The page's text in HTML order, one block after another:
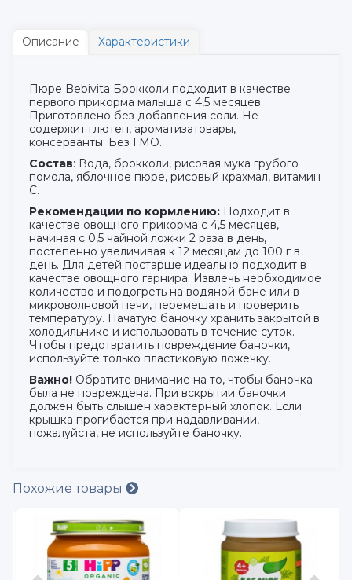
Описание Характеристики
Пюре Bebivita Брокколи подходит в качестве
первого прикорма малыша с 4,5 месяцев.
Приготовлено без добавления соли. Не
содержит глютен, ароматизатовары,
консерванты. Без ГМО.
Состав: Вода, брокколи, рисовая мука грубого
помола, яблочное пюре, рисовый крахмал, витамин
С.
Рекомендации по кормлению: Подходит в
качестве овощного прикорма с 4,5 месяцев,
начиная с 0,5 чайной ложки 2 раза в день,
постепенно увеличивая к 12 месяцам до 100 г в
день. Для детей постарше идеально подходит в
качестве овощного гарнира. Извлечь необходимое
количество и подогреть на водяной бане или в
микроволновой печи, перемешать и проверить
температуру. Начатую баночку хранить закрытой в
холодильнике и использовать в течение суток.
Чтобы предотвратить повреждение баночки,
используйте только пластиковую ложечку.
Важно! Обратите внимание на то, чтобы баночка
была не повреждена. При вскрытии баночки
должен быть слышен характерный хлопок. Если
крышка прогибается при надавливании,
пожалуйста, не используйте баночку.
Похожие товары